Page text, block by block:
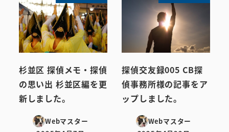
杉並区 探偵メモ・探偵
の思い出 杉並区編を更
新しました。
Webマスター
探偵交友録005 CB探
偵事務所様の記事をア
ップしました。
Webマスター